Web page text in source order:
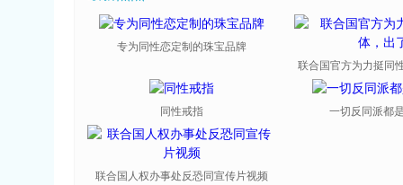
专为同性恋定制的珠宝品牌
联合国官方为力挺同
同性戒指 一切反同派都
联合国人权办事处反恐同宣传片视频